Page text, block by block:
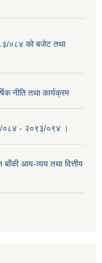
०८४ को बजेट तथा
नीति तथा कार्यक्रम
०८४ - २०९३/०९४ ।
आय-व्यय तथा वित्तीय